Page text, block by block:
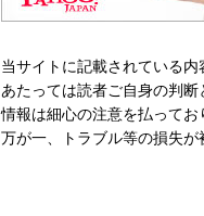
当サイトに記載されている
あたっては読者ご自身の判
情報は細心の注意を払ってお
万が一、トラブル等の損失が